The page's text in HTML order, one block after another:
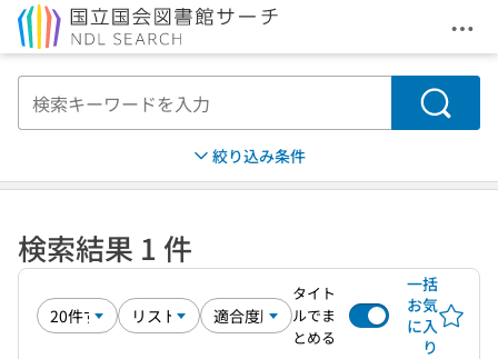
メ
検索
絞り込み条件
検索結果 1 件
タイト
ルでま
とめる
一括
お気
に入
り